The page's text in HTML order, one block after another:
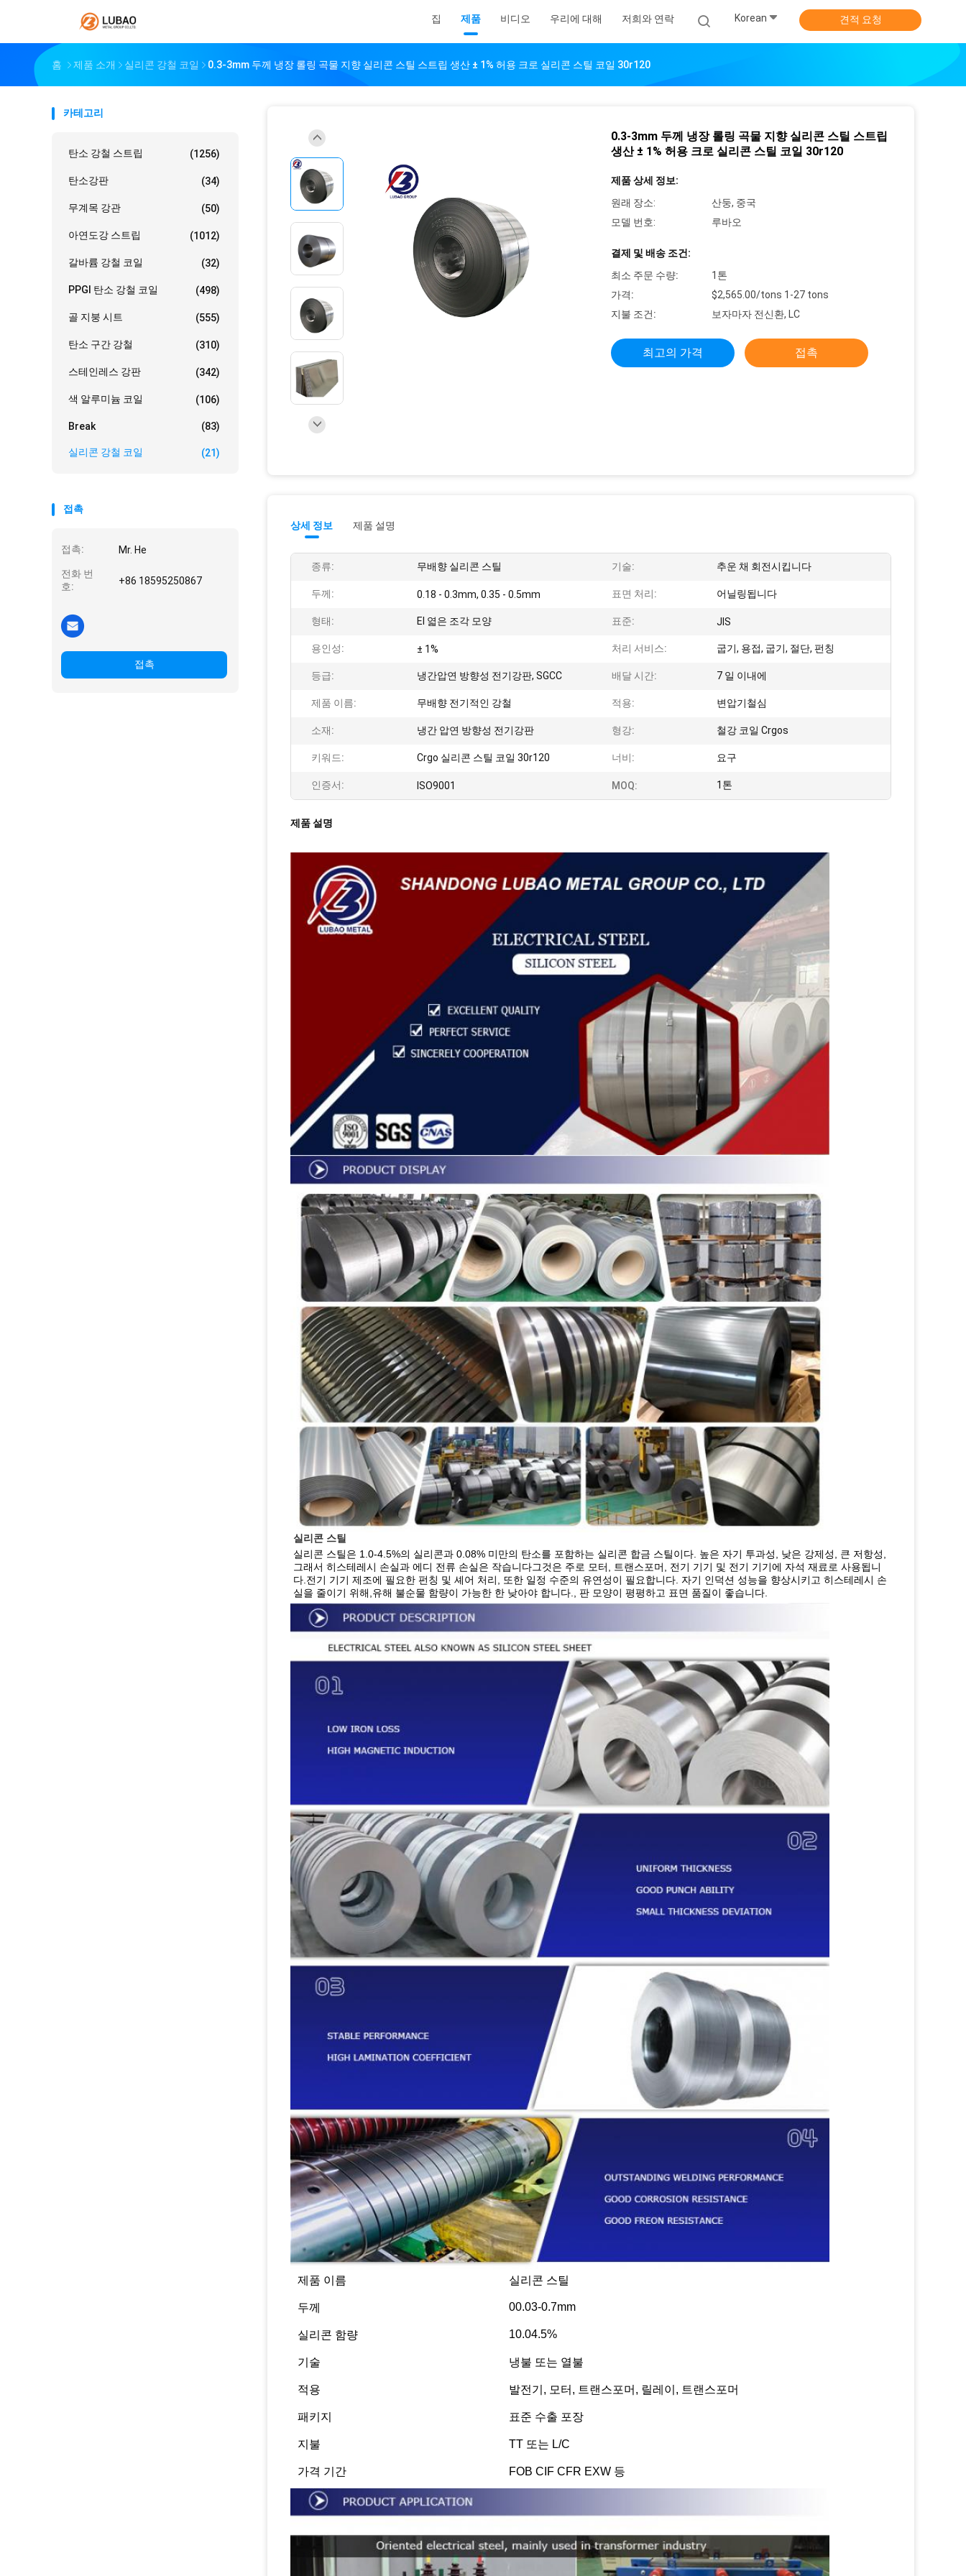
집 제품 비디오 우리에 대해 저희와 연락 Korean 견적 요청
홈 제품 소개 실리콘 강철 코일 0.3-3mm 두께 냉장 롤링 곡물 지향 실리콘 스틸 스트립 생산 ± 1% 허용 크로 실리콘 스틸 코일 30r120
카테고리
탄소 강철 스트립 (1256)
탄소강판 (34)
무계목 강관 (50)
아연도강 스트립 (1012)
갈바륨 강철 코일 (32)
PPGI 탄소 강철 코일 (498)
골 지붕 시트 (555)
탄소 구간 강철 (310)
스테인레스 강판 (342)
색 알루미늄 코일 (106)
Break (83)
실리콘 강철 코일 (21)
접촉
접촉: Mr. He
전화 번
호:
+86 18595250867
접촉
0.3-3mm 두께 냉장 롤링 곡물 지향 실리콘 스틸 스트립
생산 ± 1% 허용 크로 실리콘 스틸 코일 30r120
제품 상세 정보:
원래 장소:
산둥, 중국
모델 번호:
루바오
결제 및 배송 조건:
최소 주문 수량:
1톤
가격:
$2,565.00/tons 1-27 tons
지불 조건:
보자마자 전신환, LC
최고의 가격 접촉
상세 정보 제품 설명
종류: 무배향 실리콘 스틸 기술: 추운 채 회전시킵니다
두께: 0.18 - 0.3mm, 0.35 - 0.5mm 표면 처리: 어닐링됩니다
형태: EI 엷은 조각 모양 표준: JIS
용인성: ± 1% 처리 서비스: 굽기, 용접, 굽기, 절단, 펀칭
등급: 냉간압연 방향성 전기강판, SGCC 배달 시간: 7 일 이내에
제품 이름: 무배향 전기적인 강철 적용: 변압기철심
소재: 냉간 압연 방향성 전기강판 형강: 철강 코일 Crgos
키워드: Crgo 실리콘 스틸 코일 30r120 너비: 요구
인증서: ISO9001 MOQ: 1톤
제품 설명
실리콘 스틸
실리콘 스틸은 1.0-4.5%의 실리콘과 0.08% 미만의 탄소를 포함하는 실리콘 합금 스틸이다. 높은 자기 투과성, 낮은 강제성, 큰 저항성,
그래서 히스테레시 손실과 에디 전류 손실은 작습니다그것은 주로 모터, 트랜스포머, 전기 기기 및 전기 기기에 자석 재료로 사용됩니
다.전기 기기 제조에 필요한 펀칭 및 셰어 처리, 또한 일정 수준의 유연성이 필요합니다. 자기 인덕션 성능을 향상시키고 히스테레시 손
실을 줄이기 위해,유해 불순물 함량이 가능한 한 낮아야 합니다., 판 모양이 평평하고 표면 품질이 좋습니다.
제품 이름 실리콘 스틸
두께 00.03-0.7mm
실리콘 함량 10.04.5%
기술 냉불 또는 열불
적용 발전기, 모터, 트랜스포머, 릴레이, 트랜스포머
패키지 표준 수출 포장
지불 TT 또는 L/C
가격 기간 FOB CIF CFR EXW 등